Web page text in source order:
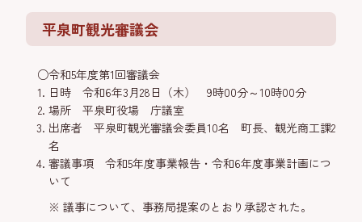
平泉町観光審議会
○令和5年度第1回審議会
日時 令和6年3月28日（木） 9時00分～10時00分
場所 平泉町役場 庁議室
出席者 平泉町観光審議会委員10名 町長、観光商工課2
名
審議事項 令和5年度事業報告・令和6年度事業計画につ
いて
※ 議事について、事務局提案のとおり承認された。